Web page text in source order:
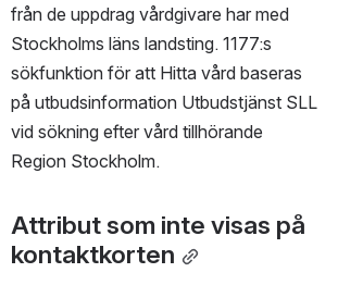
från de uppdrag vårdgivare har med
Stockholms läns landsting. 1177:s
sökfunktion för att Hitta vård baseras
på utbudsinformation Utbudstjänst SLL
vid sökning efter vård tillhörande
Region Stockholm.
Attribut som inte visas på
kontaktkorten